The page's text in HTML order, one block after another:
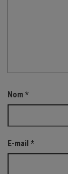
Nom *
E-mail *